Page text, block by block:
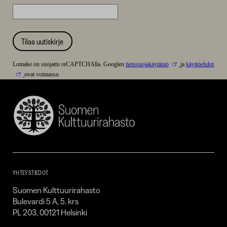
Tilaa uutiskirje
Lomake on suojattu reCAPTCHAlla. Googlen tietosuojakäytäntö jakäyttöehdot
ovat voimassa.
Suomen
Kulttuurirahasto
YHTEYSTIEDOT
Suomen Kulttuurirahasto
Bulevardi 5 A, 5. krs
PL 203, 00121 Helsinki